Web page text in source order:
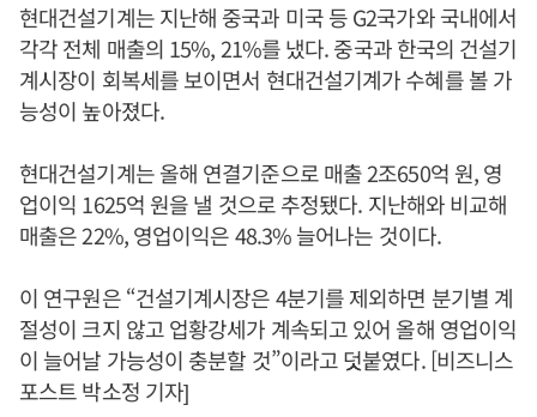
현대건설기계는 지난해 중국과 미국 등 G2국가와 국내에서
각각 전체 매출의 15%, 21%를 냈다. 중국과 한국의 건설기
계시장이 회복세를 보이면서 현대건설기계가 수혜를 볼 가
능성이 높아졌다.
현대건설기계는 올해 연결기준으로 매출 2조650억 원, 영
업이익 1625억 원을 낼 것으로 추정됐다. 지난해와 비교해
매출은 22%, 영업이익은 48.3% 늘어나는 것이다.
이 연구원은 “건설기계시장은 4분기를 제외하면 분기별 계
절성이 크지 않고 업황강세가 계속되고 있어 올해 영업이익
이 늘어날 가능성이 충분할 것”이라고 덧붙였다. [비즈니스
포스트 박소정 기자]